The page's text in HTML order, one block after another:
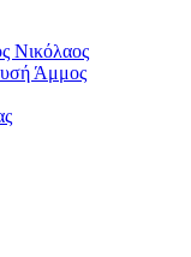
Νικόλαος
Άμμος